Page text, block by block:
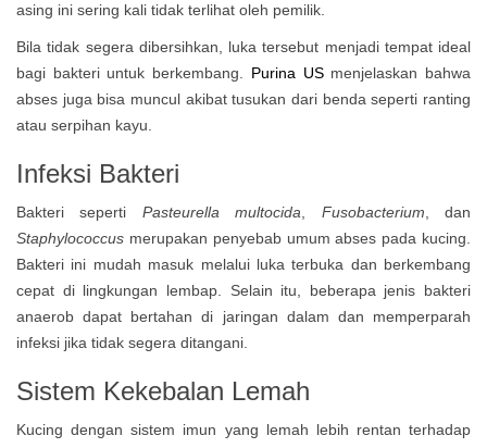
asing ini sering kali tidak terlihat oleh pemilik.
Bila tidak segera dibersihkan, luka tersebut menjadi tempat ideal
bagi bakteri untuk berkembang.
Purina USmenjelaskan bahwa
abses juga bisa muncul akibat tusukan dari benda seperti ranting
atau serpihan kayu.
Infeksi Bakteri
Bakteri seperti Pasteurella multocida Fusobacterium , dan
Staphylococcus merupakan penyebab umum abses pada kucing.
Bakteri ini mudah masuk melalui luka terbuka dan berkembang
cepat di lingkungan lembap. Selain itu, beberapa jenis bakteri
anaerob dapat bertahan di jaringan dalam dan memperparah
infeksi jika tidak segera ditangani.
Sistem Kekebalan Lemah
Kucing dengan sistem imun yang lemah lebih rentan terhadap